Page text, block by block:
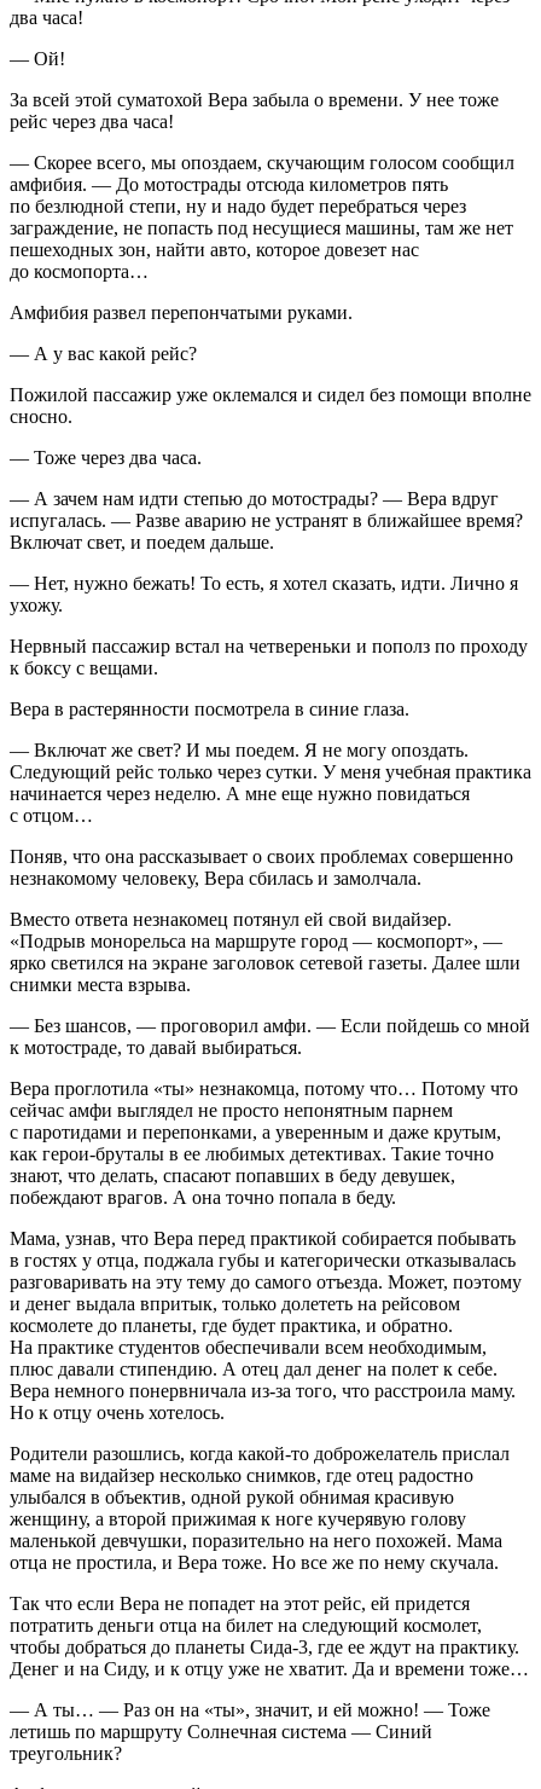
два часа!
— Ой!
За всей этой суматохой Вера забыла о времени. У нее тоже
рейс через два часа!
— Скорее всего, мы опоздаем, скучающим голосом сообщил
амфибия. — До мотострады отсюда километров пять
по безлюдной степи, ну и надо будет перебраться через
заграждение, не попасть под несущиеся машины, там же нет
пешеходных зон, найти авто, которое довезет нас
до космопорта…
Амфибия развел перепончатыми руками.
— А у вас какой рейс?
Пожилой пассажир уже оклемался и сидел без помощи вполне
сносно.
— Тоже через два часа.
— А зачем нам идти степью до мотострады? — Вера вдруг
испугалась. — Разве аварию не устранят в ближайшее время?
Включат свет, и поедем дальше.
— Нет, нужно бежать! То есть, я хотел сказать, идти. Лично я
ухожу.
Нервный пассажир встал на четвереньки и пополз по проходу
к боксу с вещами.
Вера в растерянности посмотрела в синие глаза.
— Включат же свет? И мы поедем. Я не могу опоздать.
Следующий рейс только через сутки. У меня учебная практика
начинается через неделю. А мне еще нужно повидаться
с отцом…
Поняв, что она рассказывает о своих проблемах совершенно
незнакомому человеку, Вера сбилась и замолчала.
Вместо ответа незнакомец потянул ей свой видайзер.
«Подрыв монорельса на маршруте город — космопорт», —
ярко светился на экране заголовок сетевой газеты. Далее шли
снимки места взрыва.
— Без шансов, — проговорил амфи. — Если пойдешь со мной
к мотостраде, то давай выбираться.
Вера проглотила «ты» незнакомца, потому что… Потому что
сейчас амфи выглядел не просто непонятным парнем
с паротидами и перепонками, а уверенным и даже крутым,
как герои-бруталы в ее любимых детективах. Такие точно
знают, что делать, спасают попавших в беду девушек,
побеждают врагов. А она точно попала в беду.
Мама, узнав, что Вера перед практикой собирается побывать
в гостях у отца, поджала губы и категорически отказывалась
разговаривать на эту тему до самого отъезда. Может, поэтому
и денег выдала впритык, только долететь на рейсовом
космолете до планеты, где будет практика, и обратно.
На практике студентов обеспечивали всем необходимым,
плюс давали стипендию. А отец дал денег на полет к себе.
Вера немного понервничала из-за того, что расстроила маму.
Но к отцу очень хотелось.
Родители разошлись, когда какой-то доброжелатель прислал
маме на видайзер несколько снимков, где отец радостно
улыбался в объектив, одной рукой обнимая красивую
женщину, а второй прижимая к ноге кучерявую голову
маленькой девчушки, поразительно на него похожей. Мама
отца не простила, и Вера тоже. Но все же по нему скучала.
Так что если Вера не попадет на этот рейс, ей придется
потратить деньги отца на билет на следующий космолет,
чтобы добраться до планеты Сида-3, где ее ждут на практику.
Денег и на Сиду, и к отцу уже не хватит. Да и времени тоже…
— А ты… — Раз он на «ты», значит, и ей можно! — Тоже
летишь по маршруту Солнечная система — Синий
треугольник?